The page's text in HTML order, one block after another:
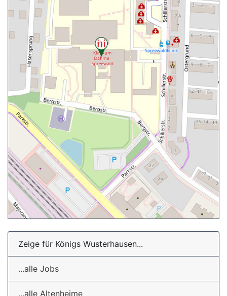
Zeige für Königs Wusterhausen...
...alle Jobs
...alle Altenheime